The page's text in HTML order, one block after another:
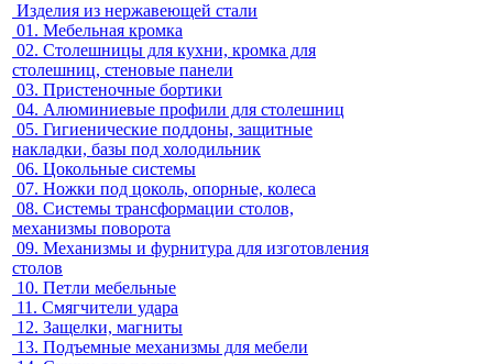
Изделия из нержавеющей стали
01. Мебельная кромка
02. Столешницы для кухни, кромка для
столешниц, стеновые панели
03. Пристеночные бортики
04. Алюминиевые профили для столешниц
05. Гигиенические поддоны, защитные
накладки, базы под холодильник
06. Цокольные системы
07. Ножки под цоколь, опорные, колеса
08. Системы трансформации столов,
механизмы поворота
09. Механизмы и фурнитура для изготовления
столов
10. Петли мебельные
11. Смягчители удара
12. Защелки, магниты
13. Подъемные механизмы для мебели